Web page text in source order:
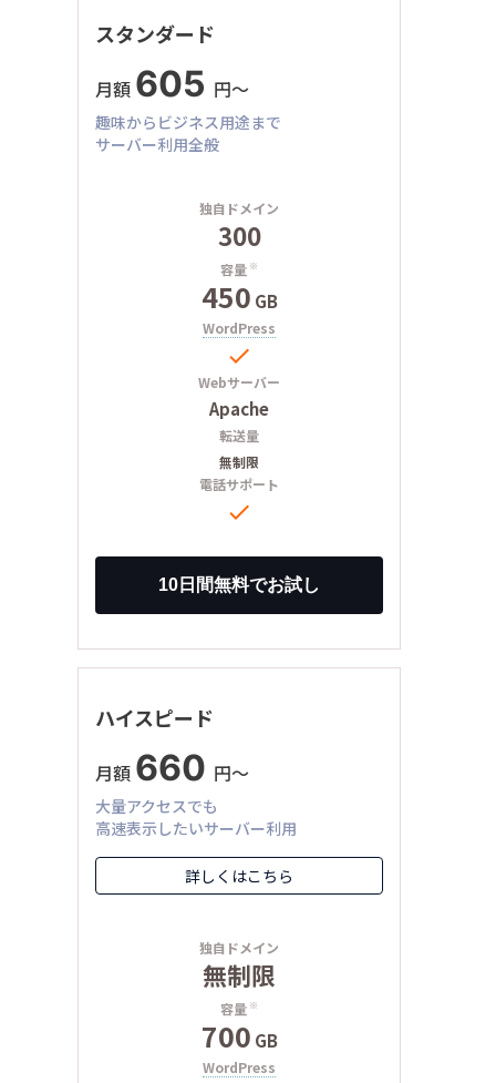
スタンダード
月額 605 円〜
趣味からビジネス用途まで
サーバー利用全般
独自ドメイン
300
容量 ※
450 GB
WordPress

Webサーバー
Apache
転送量
無制限
電話サポート

ハイスピード
月額 660 円〜
大量アクセスでも
高速表示したいサーバー利用
詳しくはこちら
独自ドメイン
無制限
容量 ※
700 GB
WordPress